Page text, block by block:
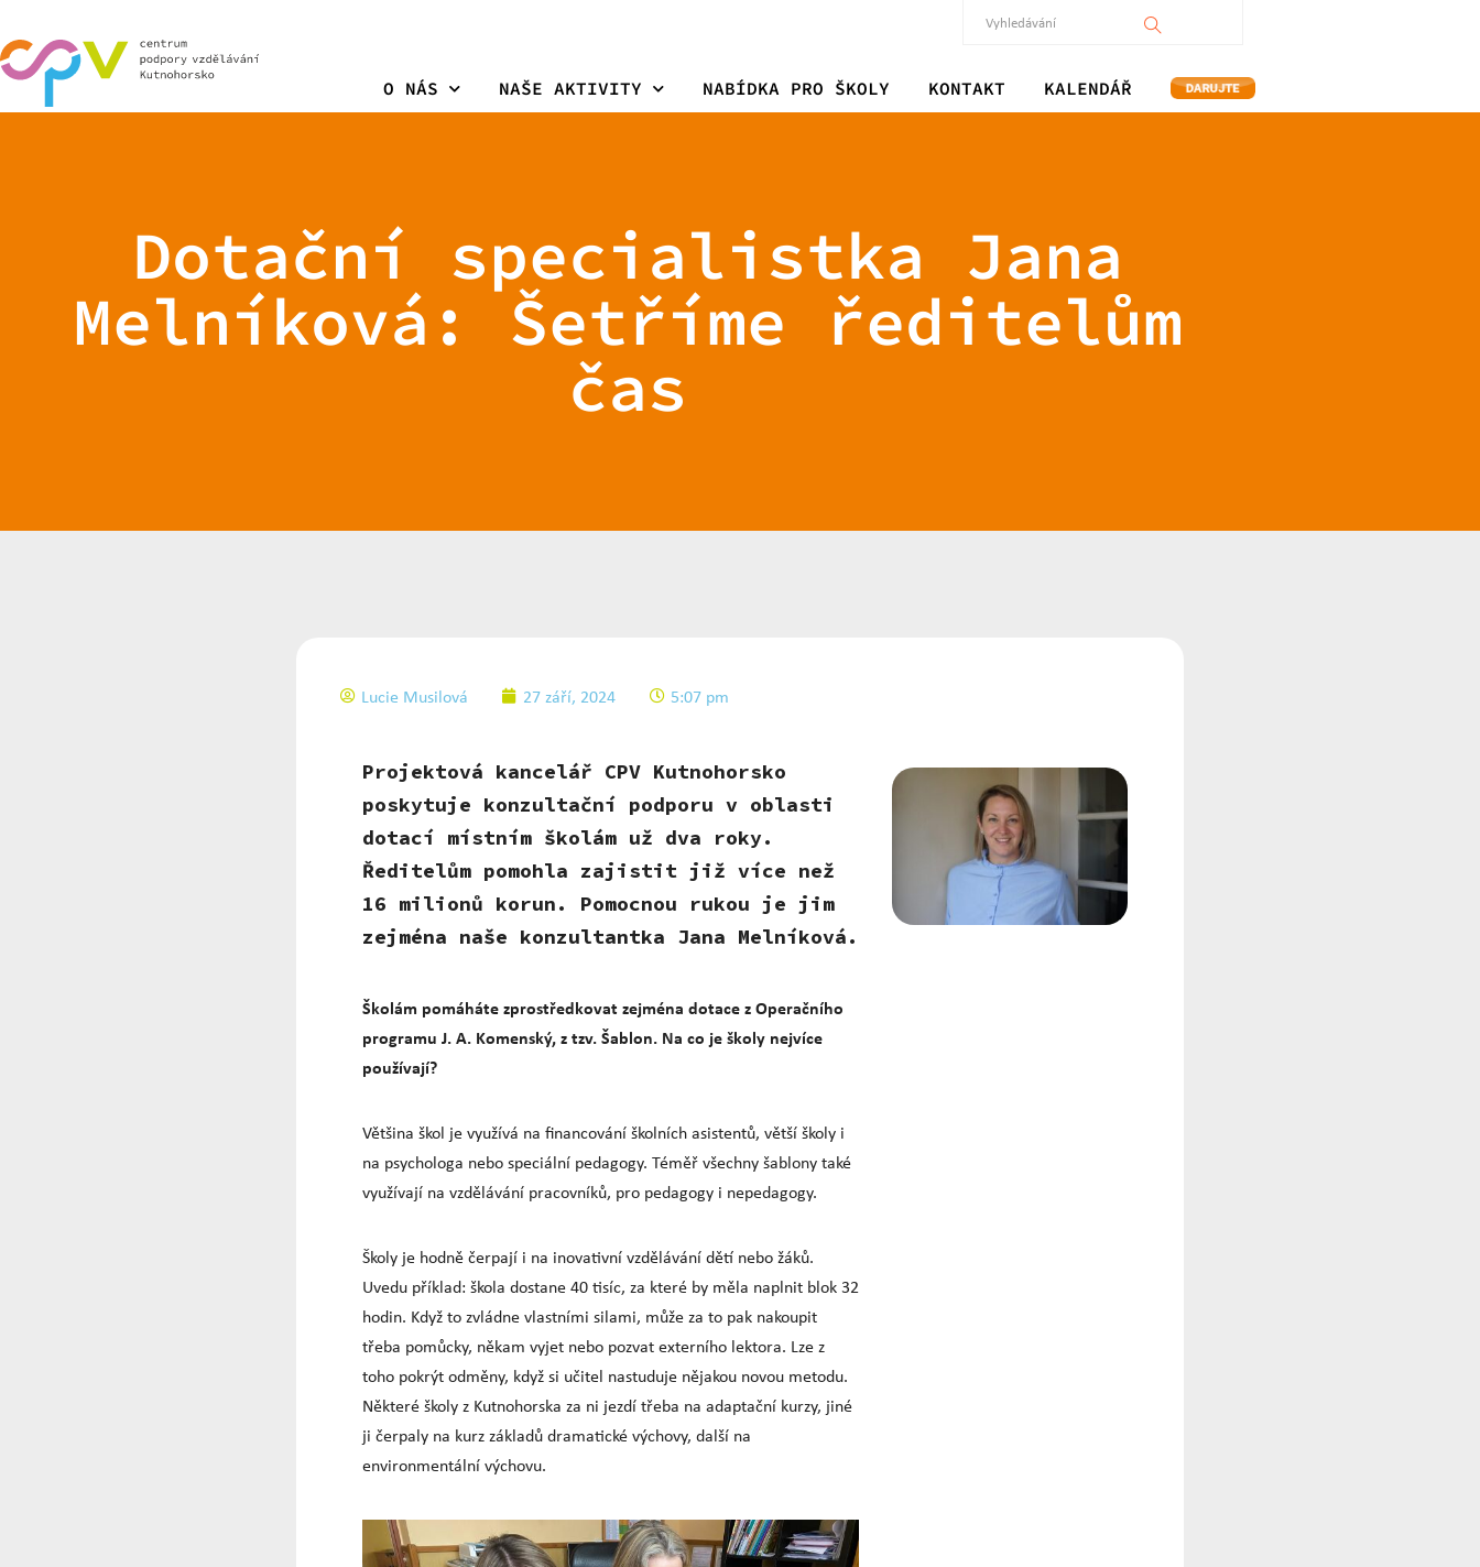
O NÁS NAŠE AKTIVITY NABÍDKA PRO ŠKOLY KONTAKT KALENDÁŘ
Dotační specialistka Jana
Melníková: Šetříme ředitelům
čas
Lucie Musilová 27 září, 2024 5:07 pm
Projektová kancelář CPV Kutnohorsko
poskytuje konzultační podporu v oblasti
dotací místním školám už dva roky.
Ředitelům pomohla zajistit již více než
16 milionů korun. Pomocnou rukou je jim
zejména naše konzultantka Jana Melníková.
Školám pomáháte zprostředkovat zejména dotace z Operačního
programu J. A. Komenský, z tzv. Šablon. Na co je školy nejvíce
používají?
Většina škol je využívá na financování školních asistentů, větší školy i
na psychologa nebo speciální pedagogy. Téměř všechny šablony také
využívají na vzdělávání pracovníků, pro pedagogy i nepedagogy.
Školy je hodně čerpají i na inovativní vzdělávání dětí nebo žáků.
Uvedu příklad: škola dostane 40 tisíc, za které by měla naplnit blok 32
hodin. Když to zvládne vlastními silami, může za to pak nakoupit
třeba pomůcky, někam vyjet nebo pozvat externího lektora. Lze z
toho pokrýt odměny, když si učitel nastuduje nějakou novou metodu.
Některé školy z Kutnohorska za ni jezdí třeba na adaptační kurzy, jiné
ji čerpaly na kurz základů dramatické výchovy, další na
environmentální výchovu.